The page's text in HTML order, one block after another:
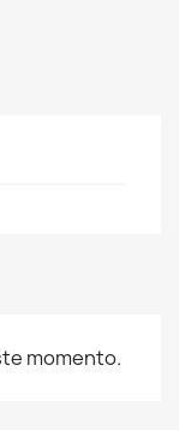
momento.